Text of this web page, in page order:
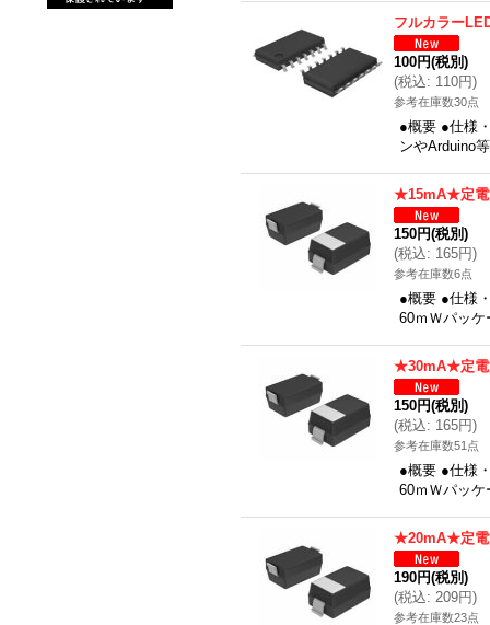
フルカラー
100円(税別)
(税込: 110円)
参考在庫数30点
●概要 ●仕様
ンやArduino
★15mA★定電
150円(税別)
(税込: 165円)
参考在庫数6点
●概要 ●仕様
60ｍＷパッ
★30mA★定電
150円(税別)
(税込: 165円)
参考在庫数51点
●概要 ●仕様
60ｍＷパッ
★20mA★定電
190円(税別)
(税込: 209円)
参考在庫数23点